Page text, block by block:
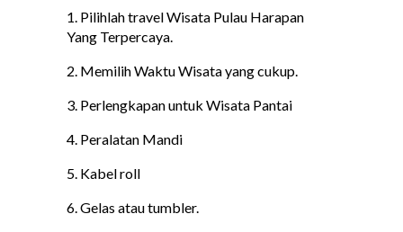
1. Pilihlah travel Wisata Pulau Harapan
Yang Terpercaya.
2. Memilih Waktu Wisata yang cukup.
3. Perlengkapan untuk Wisata Pantai
4. Peralatan Mandi
5. Kabel roll
6. Gelas atau tumbler.